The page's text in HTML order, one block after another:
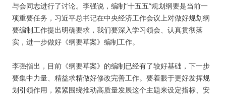
与会同志进行了讨论。李强说，编制“十五五”规划纲要是当前一
项重要任务，习近平总书记在中央经济工作会议上对做好规划纲
要编制工作提出明确要求，我们要深入学习领会、认真贯彻落
实，进一步做好《纲要草案》编制工作。
李强指出，目前《纲要草案》的编制已经有了较好基础，下一步
要集中力量、精益求精做好修改完善工作。要着眼于更好发挥规
划引领作用，紧紧围绕推动高质量发展这个主题来设定指标、安